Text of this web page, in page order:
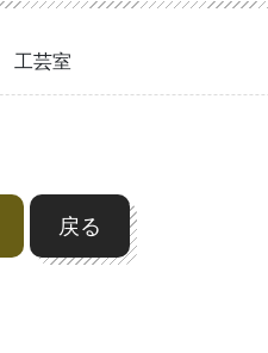
工芸室
戻る